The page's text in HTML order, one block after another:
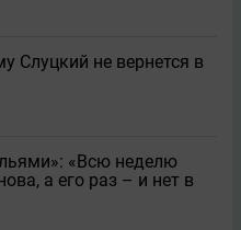
Слуцкий не вернется в
«Всю неделю
а его раз – и нет в